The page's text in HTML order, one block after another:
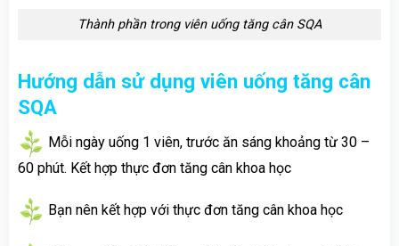
Thành phần trong viên uống tăng cân SQA
Hướng dẫn sử dụng viên uống tăng cân
SQA
Mỗi ngày uống 1 viên, trước ăn sáng khoảng từ 30 –
60 phút. Kết hợp thực đơn tăng cân khoa học
Bạn nên kết hợp với thực đơn tăng cân khoa học